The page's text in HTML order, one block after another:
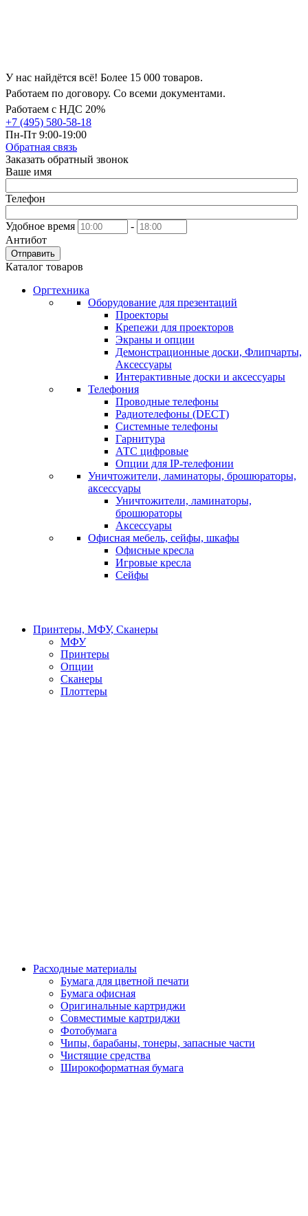
У нас найдётся всё! Более 15 000 товаров.
Работаем по договору. Со всеми документами.
Работаем с НДС 20%
+7 (495) 580-58-18
Пн-Пт 9:00-19:00
Обратная связь
Заказать обратный звонок
Ваше имя
Телефон
Удобное время
-
Антибот
Отправить
Каталог товаров
Оргтехника
Оборудование для презентаций
Проекторы
Крепежи для проекторов
Экраны и опции
Демонстрационные доски, Флипчарты,
Аксессуары
Интерактивные доски и аксессуары
Телефония
Проводные телефоны
Радиотелефоны (DECT)
Системные телефоны
Гарнитура
АТС цифровые
Опции для IP-телефонии
Уничтожители, ламинаторы, брошюраторы,
аксессуары
Уничтожители, ламинаторы,
брошюраторы
Аксессуары
Офисная мебель, сейфы, шкафы
Офисные кресла
Игровые кресла
Сейфы
Принтеры, МФУ, Сканеры
МФУ
Принтеры
Опции
Сканеры
Плоттеры
Расходные материалы
Бумага для цветной печати
Бумага офисная
Оригинальные картриджи
Совместимые картриджи
Фотобумага
Чипы, барабаны, тонеры, запасные части
Чистящие средства
Широкоформатная бумага